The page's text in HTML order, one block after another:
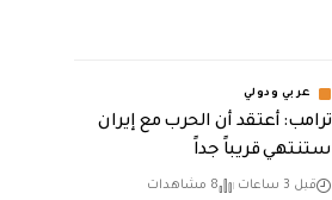
عربي ودولي
‏ترامب: أعتقد أن الحرب مع إيران
ستنتهي قريباً جداً
قبل 3 ساعات 8 مشاهدات